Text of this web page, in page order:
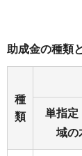
助成金の種類
種
類
単指定
域の